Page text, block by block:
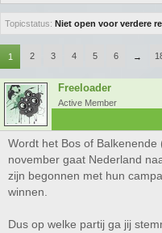
Topicstatus: Niet open voor verdere
1 2 3 4 5 6 →
Freeloader
Active Member
Wordt het Bos of
november gaat Nederland
zijn begonnen met hun
winnen.
Dus op welke partij ga jij